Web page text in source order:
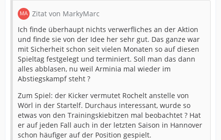
Zitat von MarkyMarc
Ich finde überhaupt nichts verwerfliches an der Aktion
und finde sie von der Idee her sehr gut. Das ganze war
mit Sicherheit schon seit vielen Monaten so auf diesen
Spieltag festgelegt und terminiert. Soll man das dann
alles abblasen, nu weil Arminia mal wieder im
Abstiegskampf steht ?
Zum Spiel: der Kicker vermutet Rochelt anstelle von
Wörl in der Startelf. Durchaus interessant, wurde so
etwas von den Trainingskiebitzen mal beobachtet ? Hat
er auf jeden Fall auch in der letzten Saison in Hannover
schon häufiger auf der Position gespielt.